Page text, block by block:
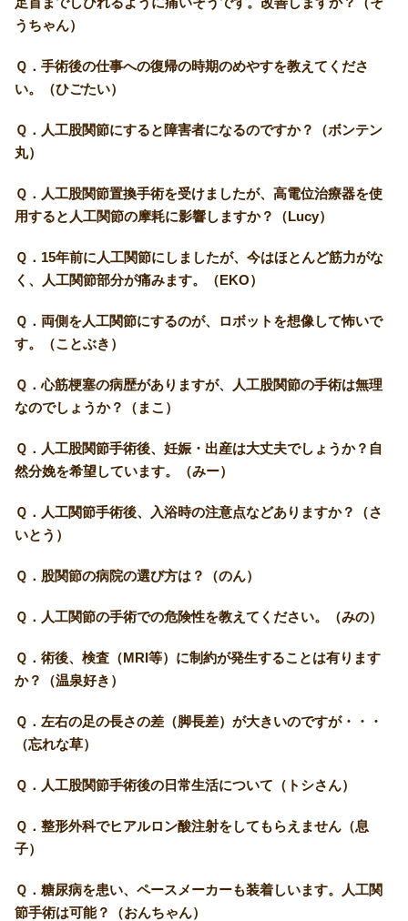
うちゃん）
Ｑ．手術後の仕事への復帰の時期のめやすを教えてくださ
い。（ひごたい）
Ｑ．人工股関節にすると障害者になるのですか？（ボンテン
丸）
Ｑ．人工股関節置換手術を受けましたが、高電位治療器を使
用すると人工関節の摩耗に影響しますか？（Lucy）
Ｑ．15年前に人工関節にしましたが、今はほとんど筋力がな
く、人工関節部分が痛みます。（EKO）
Ｑ．両側を人工関節にするのが、ロボットを想像して怖いで
す。（ことぶき）
Ｑ．心筋梗塞の病歴がありますが、人工股関節の手術は無理
なのでしょうか？（まこ）
Ｑ．人工股関節手術後、妊娠・出産は大丈夫でしょうか？自
然分娩を希望しています。（みー）
Ｑ．人工関節手術後、入浴時の注意点などありますか？（さ
いとう）
Ｑ．股関節の病院の選び方は？（のん）
Ｑ．人工関節の手術での危険性を教えてください。（みの）
Ｑ．術後、検査（MRI等）に制約が発生することは有ります
か？（温泉好き）
Ｑ．左右の足の長さの差（脚長差）が大きいのですが・・・
（忘れな草）
Ｑ．人工股関節手術後の日常生活について（トシさん）
Ｑ．整形外科でヒアルロン酸注射をしてもらえません（息
子）
Ｑ．糖尿病を患い、ペースメーカーも装着しいます。人工関
節手術は可能？（おんちゃん）